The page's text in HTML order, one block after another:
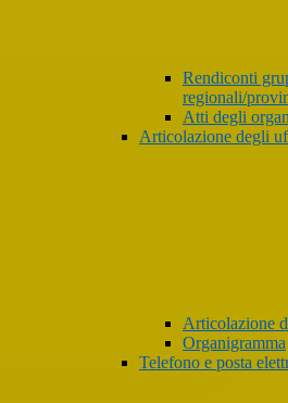
Rendiconti
regionali/
Atti degli
Articolazione degli
Articolazione
Organigramma
Telefono e posta